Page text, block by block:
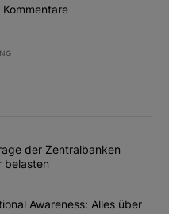
meisten kommentierten
tiefe Nachfrage der
der Zentralbanken
belasten
Calls bei Situational
Awareness: Alles über